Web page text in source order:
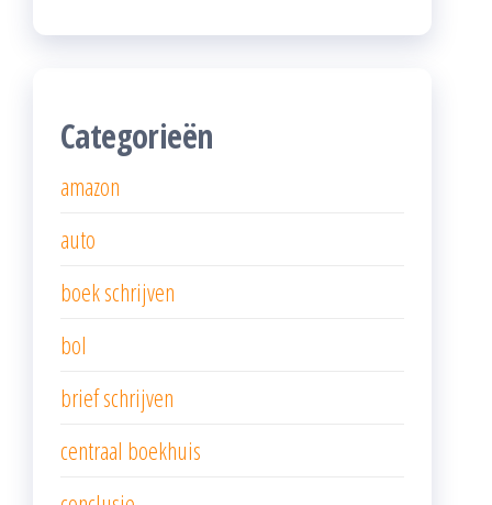
Categorieën
amazon
auto
boek schrijven
bol
brief schrijven
centraal boekhuis